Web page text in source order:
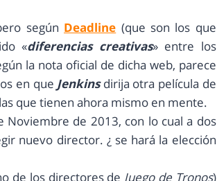
según Deadline (que son los que
«diferencias creativas» entre los
la nota oficial de dicha web, parece
en que Jenkinsdirija otra película de
que tienen ahora mismo en mente.
Noviembre de 2013, con lo cual a dos
nuevo director. ¿ se hará la elección
de los directores de Juego de Tronos)